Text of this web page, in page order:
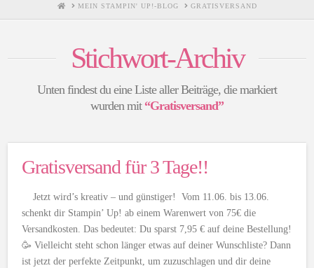
HOMEMEIN STAMPIN' UP!-BLOG GRATISVERSAND
Stichwort-Archiv
Unten findest du eine Liste aller Beiträge, die markiert
wurden mit “Gratisversand”
Gratisversand für 3 Tage!!
Jetzt wird’s kreativ – und günstiger! Vom 11.06. bis 13.06.
schenkt dir Stampin’ Up! ab einem Warenwert von 75€ die
Versandkosten. Das bedeutet: Du sparst 7,95 € auf deine Bestellung!
🥳 Vielleicht steht schon länger etwas auf deiner Wunschliste? Dann
ist jetzt der perfekte Zeitpunkt, um zuzuschlagen und dir deine